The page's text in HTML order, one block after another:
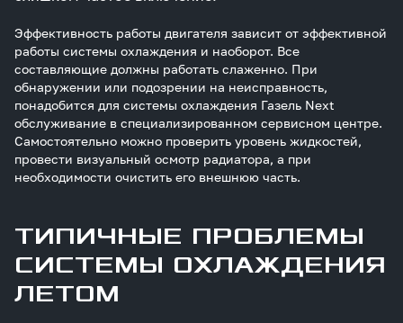
Эффективность работы двигателя зависит от эффективной
работы системы охлаждения и наоборот. Все
составляющие должны работать слаженно. При
обнаружении или подозрении на неисправность,
понадобится для системы охлаждения Газель Next
обслуживание в специализированном сервисном центре.
Самостоятельно можно проверить уровень жидкостей,
провести визуальный осмотр радиатора, а при
необходимости очистить его внешнюю часть.
ТИПИЧНЫЕ ПРОБЛЕМЫ
СИСТЕМЫ ОХЛАЖДЕНИЯ
ЛЕТОМ